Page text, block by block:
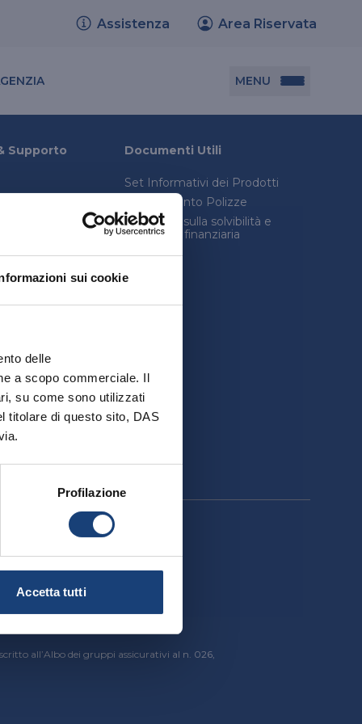
sui cookie
delle
a scopo commerciale. Il
su come sono utilizzati
titolare di questo sito, DAS
Profilazione
Accetta tutti
Assistenza Area Riservata
MENU
Documenti utili
Set informativi dei prodotti
Trasferimento polizze
Supporto Documenti Utili
Set Informativi dei Prodotti
Trasferimento Polizze
Relazione sulla solvibilità e
condizioni finanziaria
all’Albo dei gruppi assicurativi al n. 026,